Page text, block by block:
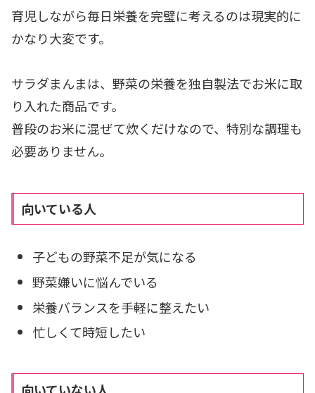
育児しながら毎日栄養を完璧に考えるのは現実的に
かなり大変です。
サラダまんまは、野菜の栄養を独自製法でお米に取
り入れた商品です。
普段のお米に混ぜて炊くだけなので、特別な調理も
必要ありません。
向いている人
子どもの野菜不足が気になる
野菜嫌いに悩んでいる
栄養バランスを手軽に整えたい
忙しくて時短したい